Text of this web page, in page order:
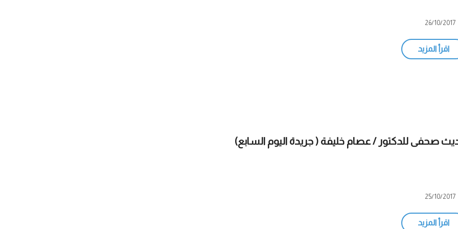
26/10/2017
اقرأ المزيد
صحفى للدكتور / عصام خليفة ( جريدة اليوم السابع)
25/10/2017
اقرأ المزيد